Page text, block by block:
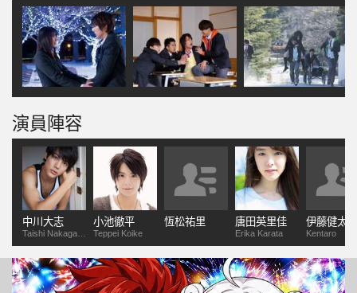
演員陣容
中川大志
Taishi Nakagawa
小池徹平
Teppei Koike
恆松祐里 唐田英里佳
Erika Karata
伊藤健太郎
Kentaro